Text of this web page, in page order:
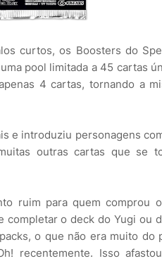
curtos, os Boosters do
pool limitada a 45 cartas
4 cartas, tornando a
e introduziu personagens
outras cartas que se
ruim para quem comprou
o deck do Yugi ou
o que não era muito do
recentemente. Isso